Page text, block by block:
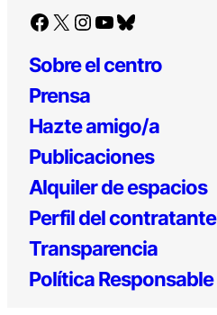
Facebook X Instagram YouTube Bluesky
Sobre el centro
Prensa
Hazte amigo/a
Publicaciones
Alquiler de espacios
Perfil del contratante
Transparencia
Política Responsable